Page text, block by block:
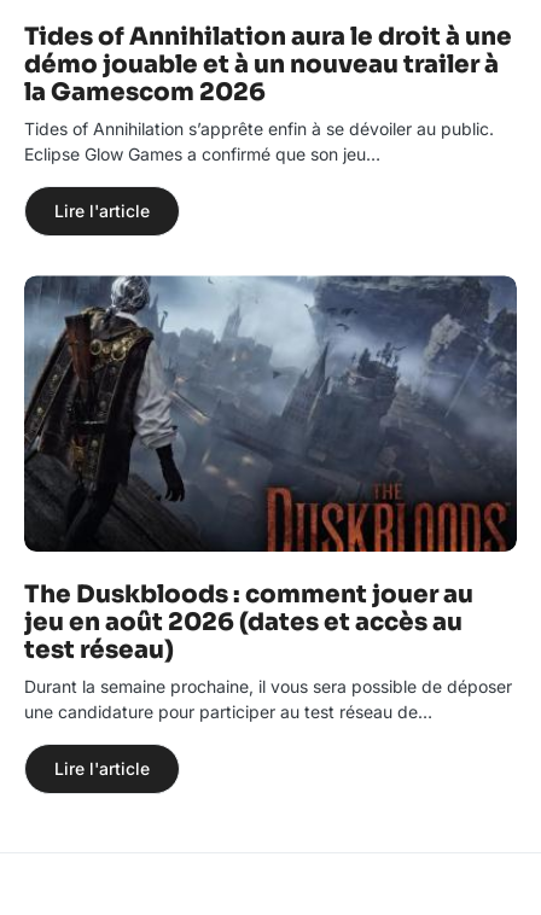
Tides of Annihilation aura le droit à une
démo jouable et à un nouveau trailer à
la Gamescom 2026
Tides of Annihilation s’apprête enfin à se dévoiler au public.
Eclipse Glow Games a confirmé que son jeu…
Lire l'article
The Duskbloods : comment jouer au
jeu en août 2026 (dates et accès au
test réseau)
Durant la semaine prochaine, il vous sera possible de déposer
une candidature pour participer au test réseau de…
Lire l'article